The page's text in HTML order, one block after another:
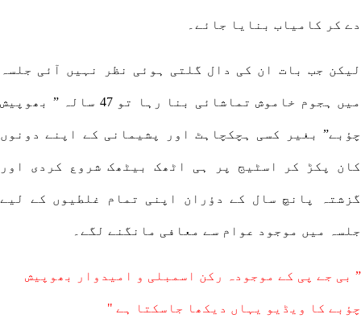
دے کر کامیاب بنایا جائے۔
لیکن جب بات ان کی دال گلتی ہوئی نظر نہیں آئی جلسہ
میں ہجوم خاموش تماشائی بنا رہا تو 47 سالہ ” بھوپیش
چؤبے” بغیر کسی ہچکچاہٹ اور پشیمانی کے اپنے دونوں
کان پکڑ کر اسٹیج پر ہی اٹھک بیٹھک شروع کردی اور
گزشتہ پانچ سال کے دؤران اپنی تمام غلطیوں کے لیے
جلسہ میں موجود عوام سے معافی مانگنے لگے۔
” بی جے پی کے موجودہ رکن اسمبلی و امیدوار بھوپیش
چؤبے کا ویڈیو یہاں دیکھا جاسکتا ہے "